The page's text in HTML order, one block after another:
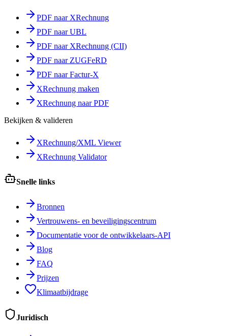
PDF naar XRechnung
PDF naar UBL
PDF naar XRechnung (CII)
PDF naar ZUGFeRD
PDF naar Factur-X
XRechnung maken
XRechnung naar PDF
Bekijken & valideren
XRechnung/XML Viewer
XRechnung Validator
Snelle links
Bronnen
Vertrouwens- en beveiligingscentrum
Documentatie voor de ontwikkelaars-API
Blog
FAQ
Prijzen
Klimaatbijdrage
Juridisch